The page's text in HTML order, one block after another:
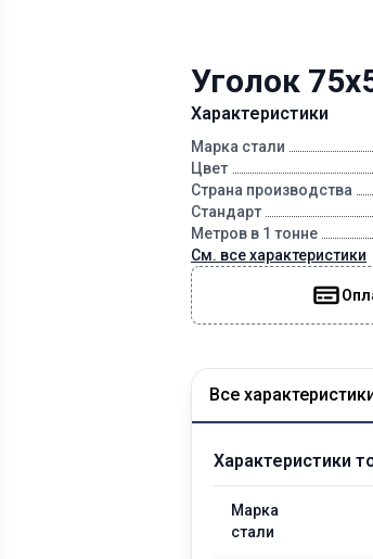
Уголок
Характеристики
Марка стали
Цвет
Страна производства
Стандарт
Метров в 1 тонне
См. все характеристики
Все
Характеристики
Марка
стали